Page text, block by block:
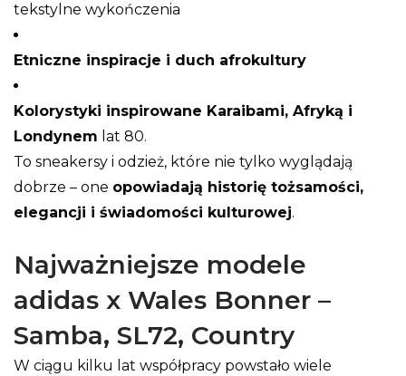
tekstylne wykończenia
Etniczne inspiracje i duch afrokultury
Kolorystyki inspirowane Karaibami, Afryką i
Londynem lat 80.
To sneakersy i odzież, które nie tylko wyglądają
dobrze – one opowiadają historię tożsamości,
elegancji i świadomości kulturowej.
Najważniejsze modele
adidas x Wales Bonner –
Samba, SL72, Country
W ciągu kilku lat współpracy powstało wiele